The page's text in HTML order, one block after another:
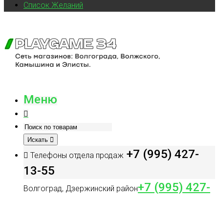
Список Желаний
Меню
Искать
Телефоны отдела продаж +7 (995) 427-
13-55
Волгоград, Дзержинский район+7 (995) 427-